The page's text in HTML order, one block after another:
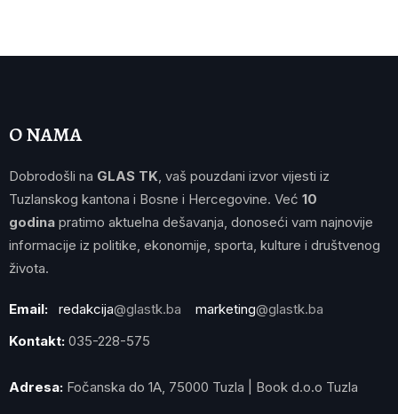
O NAMA
Dobrodošli na GLAS TK , vaš pouzdani izvor vijesti iz
Tuzlanskog kantona i Bosne i Hercegovine. Već 10
godina pratimo aktuelna dešavanja, donoseći vam najnovije
informacije iz politike, ekonomije, sporta, kulture i društvenog
života.
Email: redakcija@glastk.ba marketing@glastk.ba
Kontakt: 035-228-575
Adresa: Fočanska do 1A, 75000 Tuzla | Book d.o.o Tuzla